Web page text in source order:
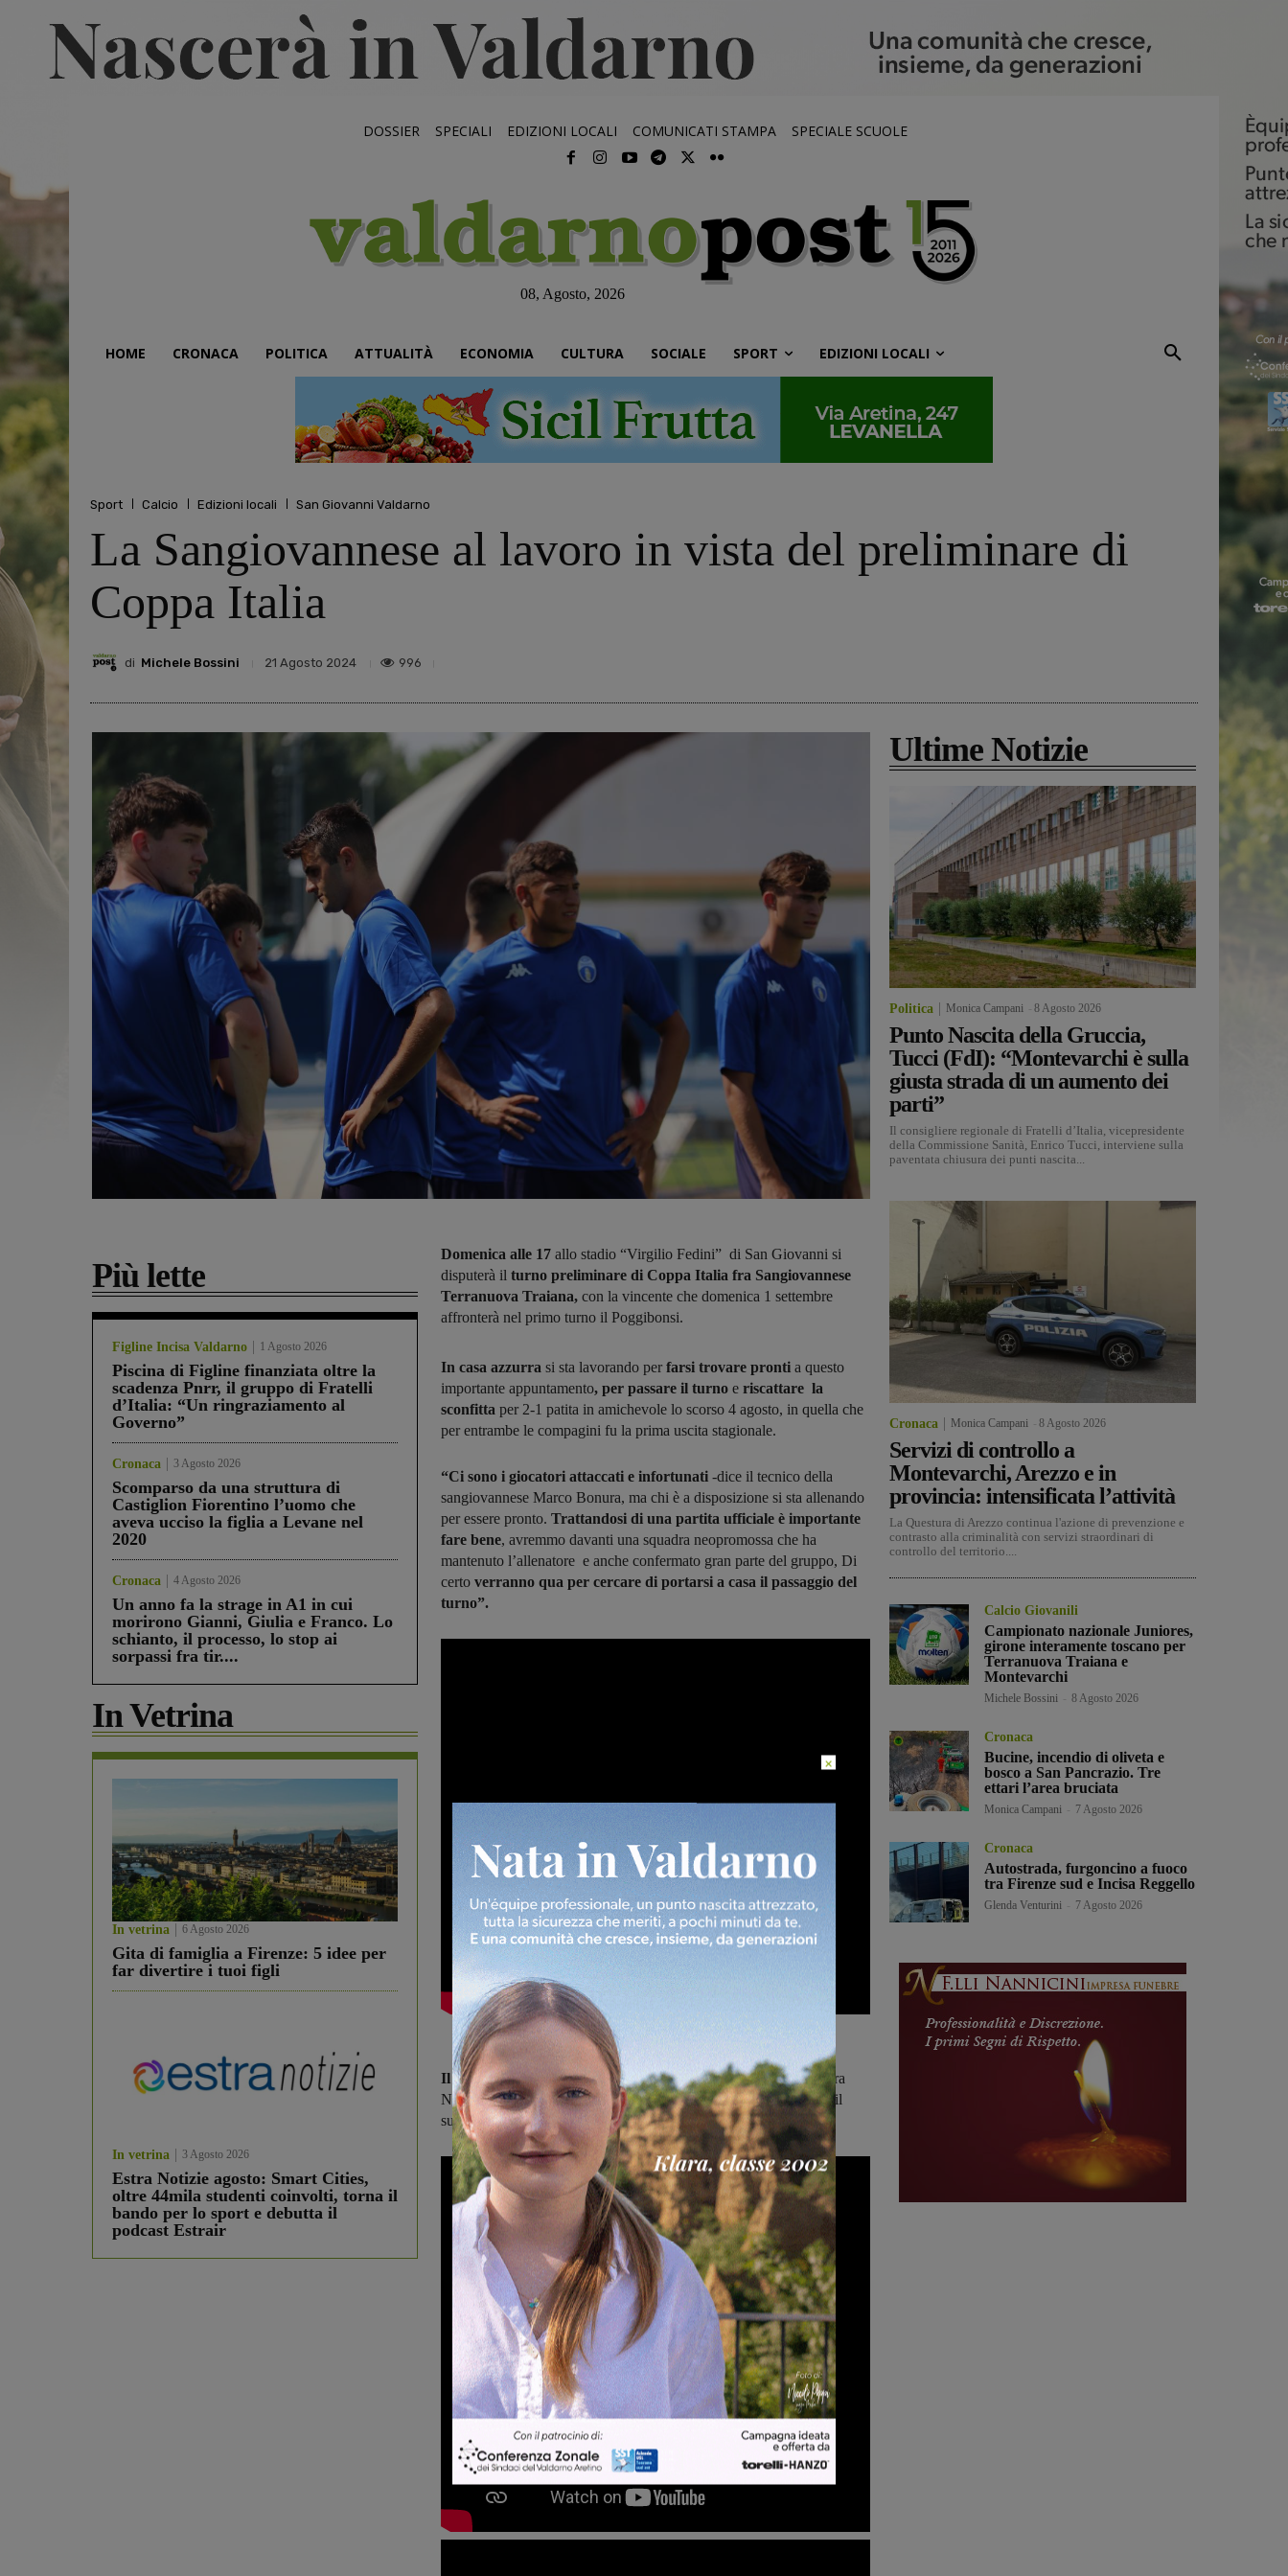
DOSSIER SPECIALI EDIZIONI LOCALI COMUNICATI STAMPA SPECIALE SCUOLE
08, Agosto, 2026
HOME CRONACA POLITICA ATTUALITÀ ECONOMIA CULTURA SOCIALE SPORT EDIZIONI LOCALI
Sport Calcio Edizioni locali San Giovanni Valdarno
La Sangiovannese al lavoro in vista del preliminare di
Coppa Italia
di Michele Bossini 21 Agosto 2024 996
Più lette
Figline Incisa Valdarno 1 Agosto 2026
Piscina di Figline finanziata oltre la
scadenza Pnrr, il gruppo di Fratelli
d’Italia: “Un ringraziamento al
Governo”
Cronaca 3 Agosto 2026
Scomparso da una struttura di
Castiglion Fiorentino l’uomo che
aveva ucciso la figlia a Levane nel
2020
Cronaca 4 Agosto 2026
Un anno fa la strage in A1 in cui
morirono Gianni, Giulia e Franco. Lo
schianto, il processo, lo stop ai
sorpassi fra tir....
In Vetrina
In vetrina 6 Agosto 2026
Gita di famiglia a Firenze: 5 idee per
far divertire i tuoi figli
In vetrina 3 Agosto 2026
Estra Notizie agosto: Smart Cities,
oltre 44mila studenti coinvolti, torna il
bando per lo sport e debutta il
podcast Estrair
Domenica alle 17 allo stadio “Virgilio Fedini” di San Giovanni si
disputerà il turno preliminare di Coppa Italia fra Sangiovannese
Terranuova Traiana, con la vincente che domenica 1 settembre
affronterà nel primo turno il Poggibonsi.
In casa azzurra si sta lavorando per farsi trovare pronti a questo
importante appuntamento, per passare il turno e riscattare la
sconfitta per 2-1 patita in amichevole lo scorso 4 agosto, in quella che
per entrambe le compagini fu la prima uscita stagionale.
“Ci sono i giocatori attaccati e infortunati -dice il tecnico della
sangiovannese Marco Bonura, ma chi è a disposizione si sta allenando
per essere pronto. Trattandosi di una partita ufficiale è importante
fare bene, avremmo davanti una squadra neopromossa che ha
mantenuto l’allenatore e anche confermato gran parte del gruppo, Di
certo verranno qua per cercare di portarsi a casa il passaggio del
turno”.
Il capitano azzurroDuccio Nannini e il suo compagno di squadra
Niccolò Rotondo sono decisi adare il massimoper guadagnarsi il
successo e andare avanti.
Ultime Notizie
Politica Monica Campani 8 Agosto 2026
Punto Nascita della Gruccia,
Tucci (FdI): “Montevarchi è sulla
giusta strada di un aumento dei
parti”
Il consigliere regionale di Fratelli d’Italia, vicepresidente
della Commissione Sanità, Enrico Tucci, interviene sulla
paventata chiusura dei punti nascita...
Cronaca Monica Campani 8 Agosto 2026
Servizi di controllo a
Montevarchi, Arezzo e in
provincia: intensificata l’attività
La Questura di Arezzo continua l'azione di prevenzione e
contrasto alla criminalità con servizi straordinari di
controllo del territorio....
Calcio Giovanili
Campionato nazionale Juniores,
girone interamente toscano per
Terranuova Traiana e
Montevarchi
Michele Bossini 8 Agosto 2026
Cronaca
Bucine, incendio di oliveta e
bosco a San Pancrazio. Tre
ettari l’area bruciata
Monica Campani 7 Agosto 2026
Cronaca
Autostrada, furgoncino a fuoco
tra Firenze sud e Incisa Reggello
Glenda Venturini 7 Agosto 2026
×